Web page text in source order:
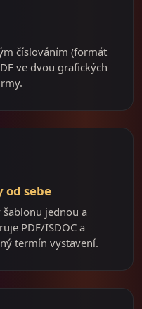
číslováním (formát
ve dvou grafických
od sebe
šablonu jednou a
PDF/ISDOC a
termín vystavení.